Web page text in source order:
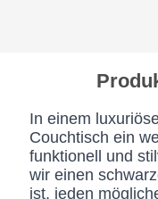
In einem
Couchtisch ein
funktionell und
wir einen
ist, jeden